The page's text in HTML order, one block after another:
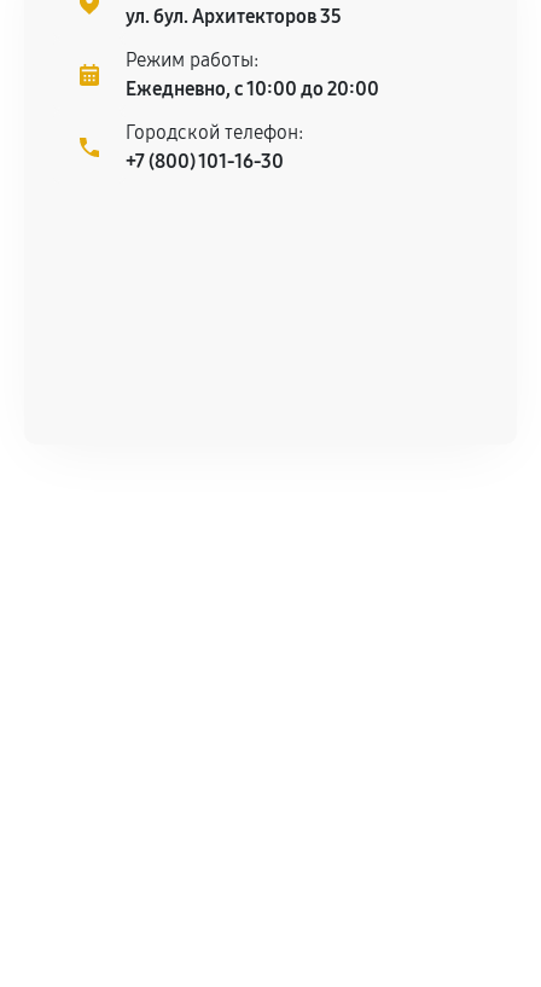
Предоставленные детали подходят по
дефектов.
центром.
При этом гарантия на сами комплектующие
ул. бул. Архитекторов 35
Режим работы:
Ежедневно, с 10:00 до 20:00
Городской телефон:
+7 (800) 101-16-30